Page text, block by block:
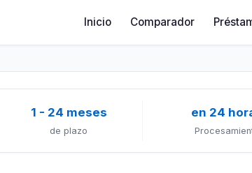
Inicio Comparador
1 - 24 meses
de plazo
en 24